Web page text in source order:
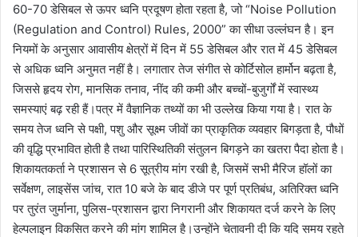
60-70 डेसिबल से ऊपर ध्वनि प्रदूषण होता रहता है, जो “Noise Pollution
(Regulation and Control) Rules, 2000” का सीधा उल्लंघन है। इन
नियमों के अनुसार आवासीय क्षेत्रों में दिन में 55 डेसिबल और रात में 45 डेसिबल
से अधिक ध्वनि अनुमत नहीं है। लगातार तेज संगीत से कोर्टिसोल हार्मोन बढ़ता है,
जिससे हृदय रोग, मानसिक तनाव, नींद की कमी और बच्चों-बुजुर्गों में स्वास्थ्य
समस्याएं बढ़ रही हैं।पत्र में वैज्ञानिक तथ्यों का भी उल्लेख किया गया है। रात के
समय तेज ध्वनि से पक्षी, पशु और सूक्ष्म जीवों का प्राकृतिक व्यवहार बिगड़ता है, पौधों
की वृद्धि प्रभावित होती है तथा पारिस्थितिकी संतुलन बिगड़ने का खतरा पैदा होता है।
शिकायतकर्ता ने प्रशासन से 6 सूत्रीय मांग रखी है, जिसमें सभी मैरिज हॉलों का
सर्वेक्षण, लाइसेंस जांच, रात 10 बजे के बाद डीजे पर पूर्ण प्रतिबंध, अतिरिक्त ध्वनि
पर तुरंत जुर्माना, पुलिस-प्रशासन द्वारा निगरानी और शिकायत दर्ज करने के लिए
हेल्पलाइन विकसित करने की मांग शामिल है।उन्होंने चेतावनी दी कि यदि समय रहते